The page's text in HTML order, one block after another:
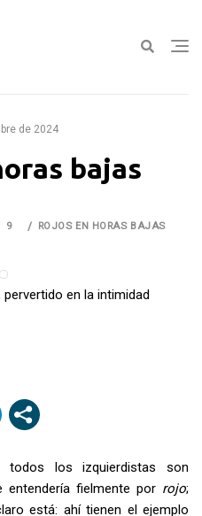
de 2024
bajas
9 ROJOS EN HORAS BAJAS
en la intimidad
los izquierdistas son
fielmente por rojo;
está: ahí tienen el ejemplo